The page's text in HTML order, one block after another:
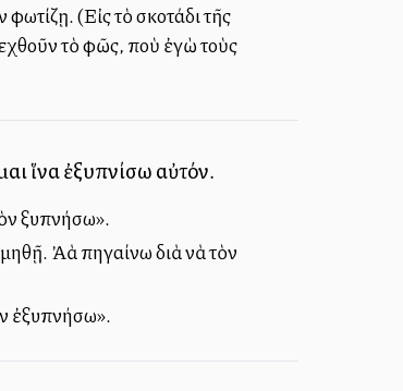
(Εἰς τὸ σκοτάδι τῆς
τὸ φῶς, ποὺ ἐγὼ τοὺς
ἵνα ἐξυπνίσω αὐτόν.
ξυπνήσω».
Ἀλλὰ πηγαίνω διὰ νὰ τὸν
ἐξυπνήσω».